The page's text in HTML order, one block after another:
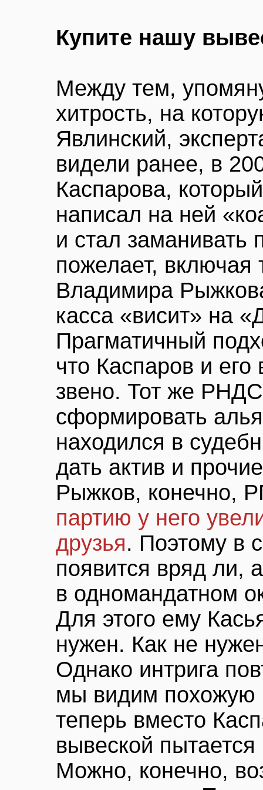
Купите нашу
Между тем,
хитрость, на
Явлинский,
видели ранее, в
Каспарова,
написал на ней
и стал заманивать
пожелает, включая
Владимира
касса «висит» на
Прагматичный
что Каспаров и
звено. Тот же
сформировать
находился в
дать актив и
Рыжков, конечно,
партию у него
друзья. Поэтому в
появится вряд ли,
в одномандатном
Для этого ему
нужен. Как не
Однако интрига
мы видим похожую
теперь вместо
вывеской
Можно, конечно,